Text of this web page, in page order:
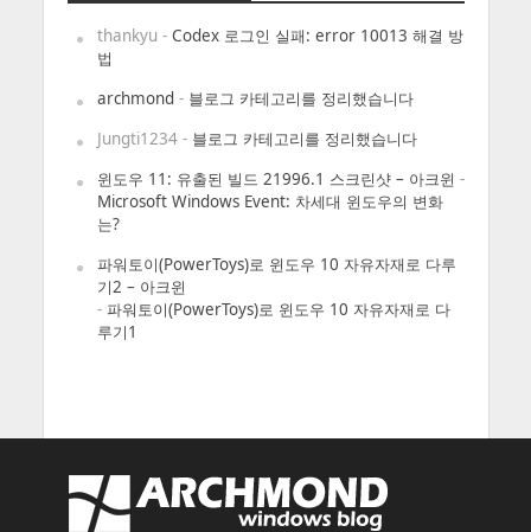
thankyu - Codex 로그인 실패: error 10013 해결 방
법
archmond- 블로그 카테고리를 정리했습니다
Jungti1234- 블로그 카테고리를 정리했습니다
윈도우 11: 유출된 빌드 21996.1 스크린샷 – 아크윈 -
Microsoft Windows Event: 차세대 윈도우의 변화
는?
파워토이(PowerToys)로 윈도우 10 자유자재로 다루
기2 – 아크윈
- 파워토이(PowerToys)로 윈도우 10 자유자재로 다
루기1